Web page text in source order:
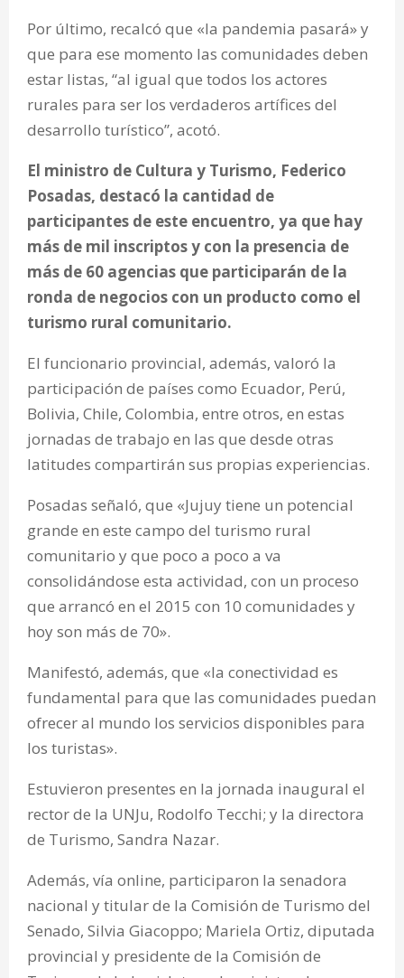
Por último, recalcó que «la pandemia pasará» y
que para ese momento las comunidades deben
estar listas, “al igual que todos los actores
rurales para ser los verdaderos artífices del
desarrollo turístico”, acotó.
El ministro de Cultura y Turismo, Federico
Posadas, destacó la cantidad de
participantes de este encuentro, ya que hay
más de mil inscriptos y con la presencia de
más de 60 agencias que participarán de la
ronda de negocios con un producto como el
turismo rural comunitario.
El funcionario provincial, además, valoró la
participación de países como Ecuador, Perú,
Bolivia, Chile, Colombia, entre otros, en estas
jornadas de trabajo en las que desde otras
latitudes compartirán sus propias experiencias.
Posadas señaló, que «Jujuy tiene un potencial
grande en este campo del turismo rural
comunitario y que poco a poco a va
consolidándose esta actividad, con un proceso
que arrancó en el 2015 con 10 comunidades y
hoy son más de 70».
Manifestó, además, que «la conectividad es
fundamental para que las comunidades puedan
ofrecer al mundo los servicios disponibles para
los turistas».
Estuvieron presentes en la jornada inaugural el
rector de la UNJu, Rodolfo Tecchi; y la directora
de Turismo, Sandra Nazar.
Además, vía online, participaron la senadora
nacional y titular de la Comisión de Turismo del
Senado, Silvia Giacoppo; Mariela Ortiz, diputada
provincial y presidente de la Comisión de